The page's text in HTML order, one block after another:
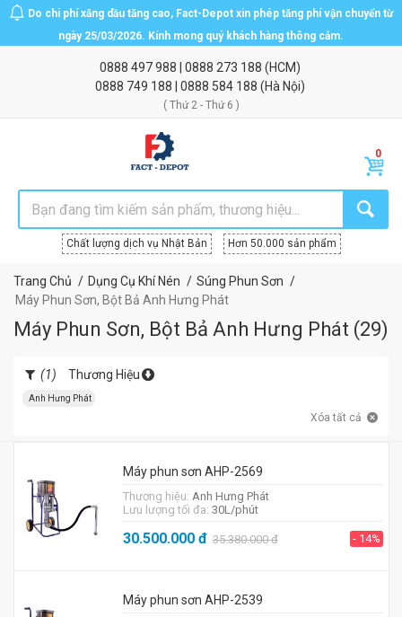
Do chi phí xăng dầu tăng cao, Fact-Depot xin phép tăng phí vận chuyển từ
ngày 25/03/2026. Kính mong quý khách hàng thông cảm.
0888 497 988 0888 273 188 (HCM)
0888 749 188
0888 584 188 (Hà Nội)
( Thứ 2 - Thứ 6 )
Chất lượng dịch vụ Nhật Bản Hơn 50.000 sản phẩm
Trang Chủ Dụng Cụ Khí Nén
Súng Phun Sơn
Máy Phun Sơn, Bột Bả Anh Hưng Phát
Máy Phun Sơn, Bột Bả Anh Hưng Phát (29)
(1) Thương Hiệu
Anh Hưng Phát
Xóa tất cả
Máy phun sơn AHP-2569
Thương hiệu: Anh Hưng Phát
Lưu lượng tối đa: 30L/phút
30.500.000đ 35.380.000đ - 14%
Máy phun sơn AHP-2539